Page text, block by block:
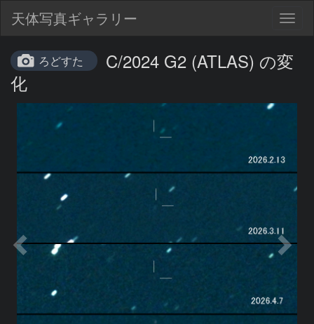
天体写真ギャラリー
ろどすた
C/2024 G2 (ATLAS) の変
化